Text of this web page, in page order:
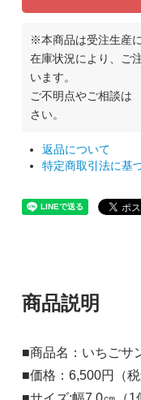
※本商品は受注生産
在庫状況により、ご
います。
ご不明点やご相談は
さい。
返品について
特定商取引法に基
商品説明
■商品名：いちごサ
■価格：6,500円（